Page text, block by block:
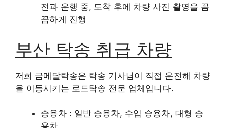
전과 운행 중, 도착 후에 차량 사진 촬영을 꼼
꼼하게 진행
부산 탁송 취급 차량
저희 금메달탁송은 탁송 기사님이 직접 운전해 차량
을 이동시키는 로드탁송 전문 업체입니다.
승용차 : 일반 승용차, 수입 승용차, 대형 승